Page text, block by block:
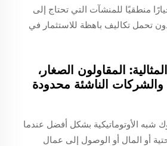
منطقيًا للمنشآت التي تحتاج إلى
تحمل تكاليف باهظة للاستثمار في
المقاولون الصغار،
والشركات الناشئة محدودة
شبه الأوتوماتيكية بشكل أفضل عندما
أو المال أو الوصول إلى عمال